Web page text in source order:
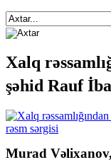
Xalq
şəhid Rauf
Murad Vəlixanov,